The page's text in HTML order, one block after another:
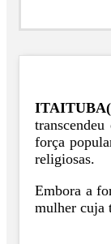
força
religiosas.
Embora a
mulher cuja